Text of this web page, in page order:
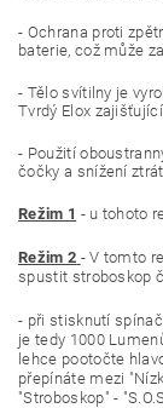
- Ochrana proti
baterie, což může
- Tělo svítilny je
Tvrdý Elox
- Použití
čočky a snížení
Režim 1 - u tohoto
Režim 2 -V tomto
spustit stroboskop
- při stisknutí
je tedy 1000
lehce pootočte
přepínáte mezi
"Stroboskop" -